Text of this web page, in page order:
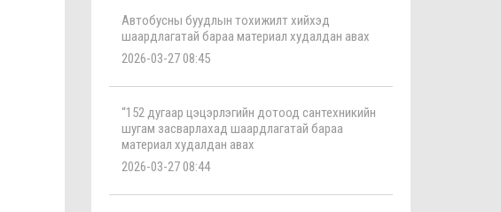
Автобусны буудлын тохижилт хийхэд
шаардлагатай бараа материал худалдан авах
2026-03-27 08:45
“152 дугаар цэцэрлэгийн дотоод сантехникийн
шугам засварлахад шаардлагатай бараа
материал худалдан авах
2026-03-27 08:44